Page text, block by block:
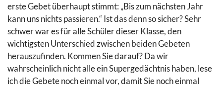
erste Gebet überhaupt stimmt: „Bis zum nächsten Jahr
kann uns nichts passieren.“ Ist das denn so sicher? Sehr
schwer war es für alle Schüler dieser Klasse, den
wichtigsten Unterschied zwischen beiden Gebeten
herauszufinden. Kommen Sie darauf? Da wir
wahrscheinlich nicht alle ein Supergedächtnis haben, lese
ich die Gebete noch einmal vor, damit Sie noch einmal